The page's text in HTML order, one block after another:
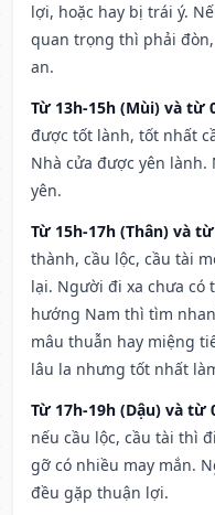
lợi, hoặc hay bị trái ý.
quan trọng thì phải
an.
Từ 13h-15h (Mùi) và từ
được tốt lành, tốt nhất
Nhà cửa được yên
yên.
Từ 15h-17h (Thân) và
thành, cầu lộc, cầu tài
lại. Người đi xa chưa có
hướng Nam thì tìm
mâu thuẫn hay miệng
lâu la nhưng tốt nhất
Từ 17h-19h (Dậu) và từ
nếu cầu lộc, cầu tài thì
gỡ có nhiều may mắn.
đều gặp thuận lợi.